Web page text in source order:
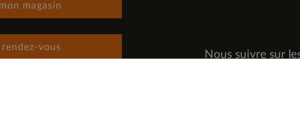
magasin
rendez-vous
Nous suivre sur